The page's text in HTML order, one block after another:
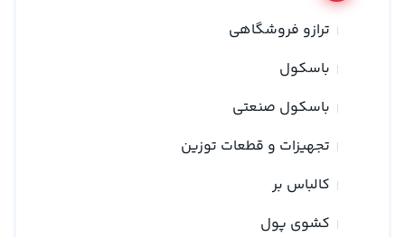
ترازو فروشگاهی
باسکول
باسکول صنعتی
تجهیزات و قطعات توزین
کالباس بر
کشوی پول